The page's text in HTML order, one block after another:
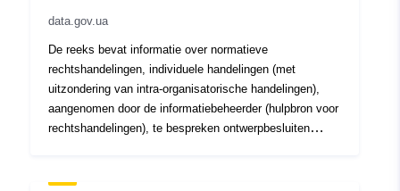
data.gov.ua
De reeks bevat informatie over normatieve
rechtshandelingen, individuele handelingen (met
uitzondering van intra-organisatorische handelingen),
aangenomen door de informatiebeheerder (hulpbron voor
rechtshandelingen), te bespreken ontwerpbesluiten